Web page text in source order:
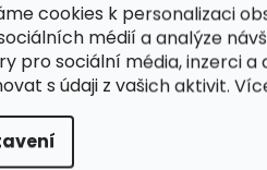
cookies k personalizaci
médií a analýze
pro sociální média, inzerci a
s údaji z vašich aktivit.